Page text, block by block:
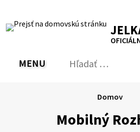
obsah
RSS MapaTlačiť
PREPNÚŤ
MENU Hľadať:
Mobilný
Domov